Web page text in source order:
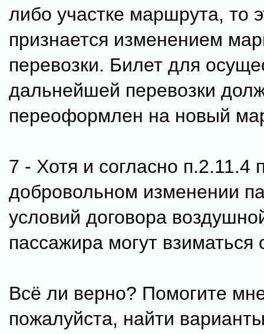
либо участке маршрута, то
признается изменением
перевозки. Билет для
дальнейшей перевозки
переоформлен на новый
7 - Хотя и согласно п.2.11.4
добровольном изменении
условий договора
пассажира могут взиматься
Всё ли верно? Помогите
пожалуйста, найти